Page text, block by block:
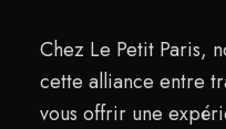
Chez Le Petit Paris,
cette alliance entre
vous offrir une